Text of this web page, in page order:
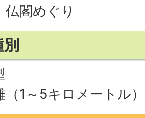
仏閣めぐり
（1～5キロメートル